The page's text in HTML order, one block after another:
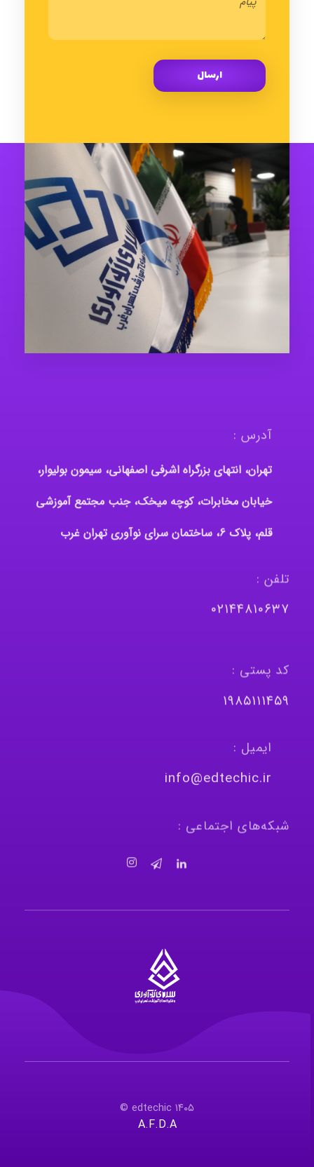
آدرس :
تهران، انتهای بزرگراه اشرفی اصفهانی، سیمون بولیوار،
خیابان مخابرات، کوچه میخک، جنب مجتمع آموزشی
قلم، پلاک 6، ساختمان سرای نوآوری تهران غرب
تلفن :
٠٢١٤٤٨١٠٦٣٧
کد پستی :
١٩٨٥١١١٤٥٩
ایمیل :
info@edtechic.ir
شبکه‌های اجتماعی :
۱۴۰۵ edtechic ©
A.F.D.A